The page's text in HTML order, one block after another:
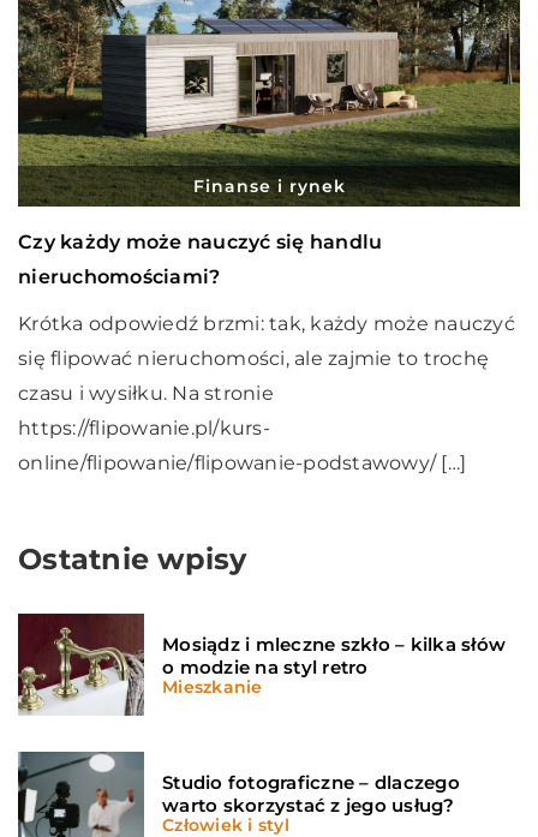
Finanse i rynek
Czy każdy może nauczyć się handlu
nieruchomościami?
Krótka odpowiedź brzmi: tak, każdy może nauczyć
się flipować nieruchomości, ale zajmie to trochę
czasu i wysiłku. Na stronie
https://flipowanie.pl/kurs-
online/flipowanie/flipowanie-podstawowy/ […]
Ostatnie wpisy
Mosiądz i mleczne szkło – kilka słów
o modzie na styl retro
Mieszkanie
Studio fotograficzne – dlaczego
warto skorzystać z jego usług?
Człowiek i styl